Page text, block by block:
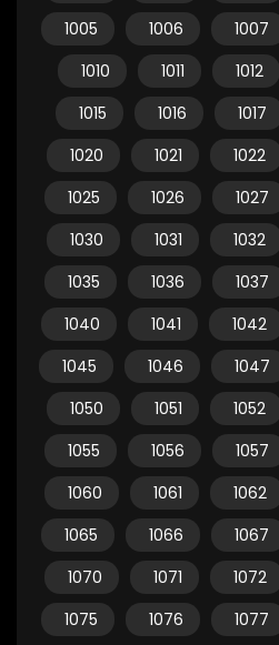
1005
1006 1007
1010
1011 1012
1015
1016 1017
1020
1021 1022
1025
1026 1027
1030
1031 1032
1035
1036 1037
1040
1041 1042
1045
1046 1047
1050
1051 1052
1055
1056 1057
1060
1061 1062
1065
1066 1067
1070
1071 1072
1075
1076 1077